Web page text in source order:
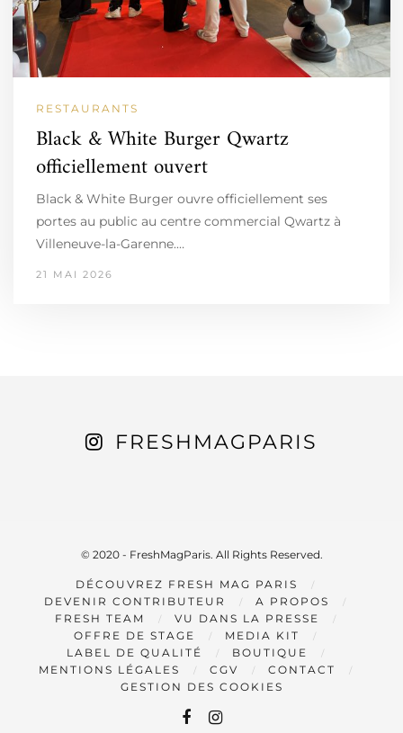
RESTAURANTS
Black & White Burger Qwartz
officiellement ouvert
Black & White Burger ouvre officiellement ses
portes au public au centre commercial Qwartz à
Villeneuve-la-Garenne.…
21 MAI 2026
FRESHMAGPARIS
© 2020 - FreshMagParis. All Rights Reserved.
DÉCOUVREZ FRESH MAG PARIS
DEVENIR CONTRIBUTEUR
A PROPOS
FRESH TEAM
VU DANS LA PRESSE
OFFRE DE STAGE
MEDIA KIT
LABEL DE QUALITÉ
BOUTIQUE
MENTIONS LÉGALES
CGV
CONTACT
GESTION DES COOKIES